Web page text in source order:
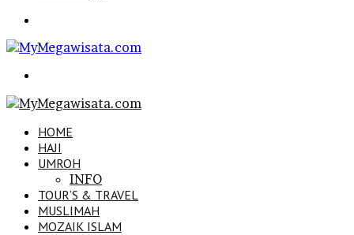
HOME
HAJI
UMROH
INFO
TOUR’S & TRAVEL
MUSLIMAH
MOZAIK ISLAM